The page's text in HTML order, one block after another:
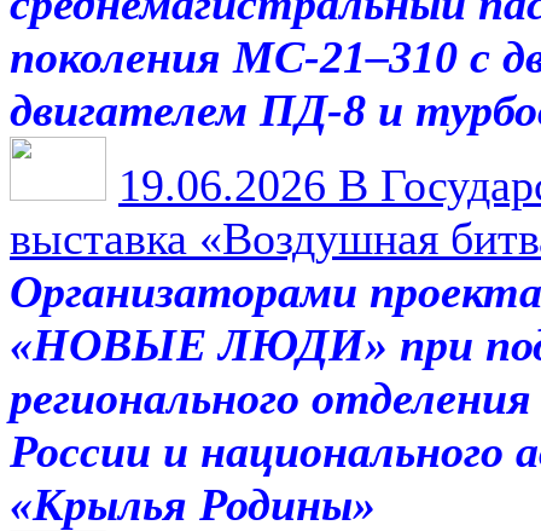
поколения МС-21–310 с
двигателем ПД-8 и
19.06.2026 В
выставка «Воздушная
Организаторами
«НОВЫЕ ЛЮДИ» при
регионального
России и национального
«Крылья Родины»